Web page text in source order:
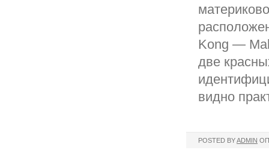
Kong —
две
видно
POSTED BYADMIN